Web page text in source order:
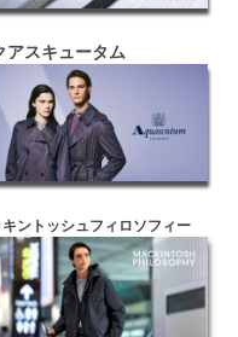
アスキュータム
キントッシュフィロソフィー